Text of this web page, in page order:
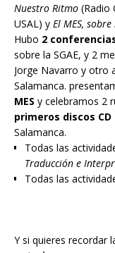
Nuestro Ritmo (Radio
USAL) y El MES,
Hubo 2
sobre la SGAE, y 2
Jorge Navarro y otro
Salamanca.
MES y celebramos 2
primeros discos
Salamanca.
Todas las
Traducción e
Todas las
Y si quieres recordar